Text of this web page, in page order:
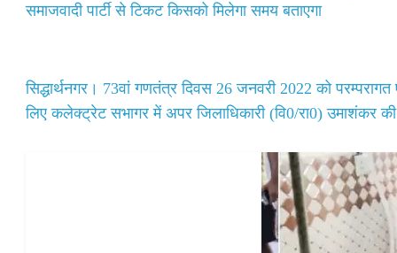
pp
समाजवादी पार्टी से टिकट किसको मिलेगा समय बताएगा
सिद्धार्थनगर। 73वां गणतंत्र दिवस 26 जनवरी 2022 को
लिए कलेक्ट्रेट सभागर में अपर जिलाधिकारी (वि0/रा0) उमाशंकर